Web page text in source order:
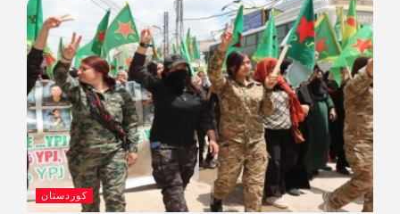
کوردستان